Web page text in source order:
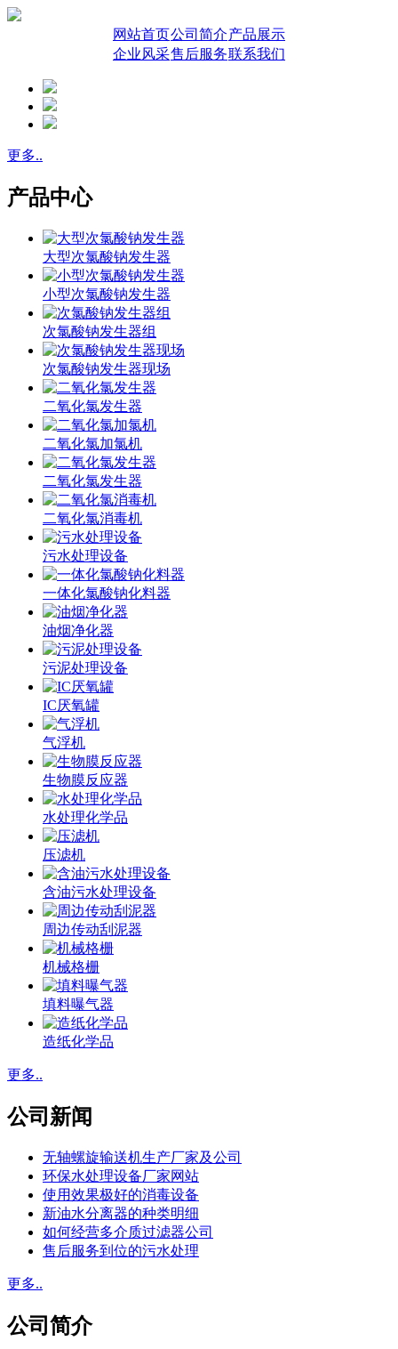
网站首页公司简介产品展示
企业风采售后服务联系我们
更多..
产品中心
大型次氯酸钠发生器
小型次氯酸钠发生器
次氯酸钠发生器组
次氯酸钠发生器现场
二氧化氯发生器
二氧化氯加氯机
二氧化氯发生器
二氧化氯消毒机
污水处理设备
一体化氯酸钠化料器
油烟净化器
污泥处理设备
IC厌氧罐
气浮机
生物膜反应器
水处理化学品
压滤机
含油污水处理设备
周边传动刮泥器
机械格栅
填料曝气器
造纸化学品
更多..
公司新闻
无轴螺旋输送机生产厂家及公司
环保水处理设备厂家网站
使用效果极好的消毒设备
新油水分离器的种类明细
如何经营多介质过滤器公司
售后服务到位的污水处理
更多..
公司简介